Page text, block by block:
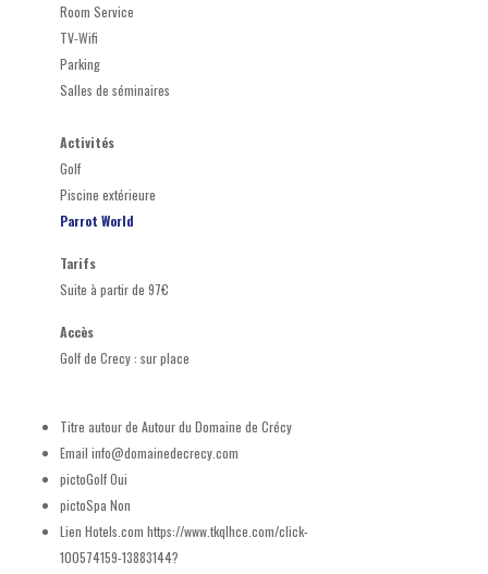
Room Service
TV-Wifi
Parking
Salles de séminaires
Activités
Golf
Piscine extérieure
Parrot World
Tarifs
Suite à partir de 97€
Accès
Golf de Crecy : sur place
Titre autour de Autour du Domaine de Crécy
Email info@domainedecrecy.com
pictoGolfOui
pictoSpa Non
Lien Hotels.com https://www.tkqlhce.com/click-
100574159-13883144?